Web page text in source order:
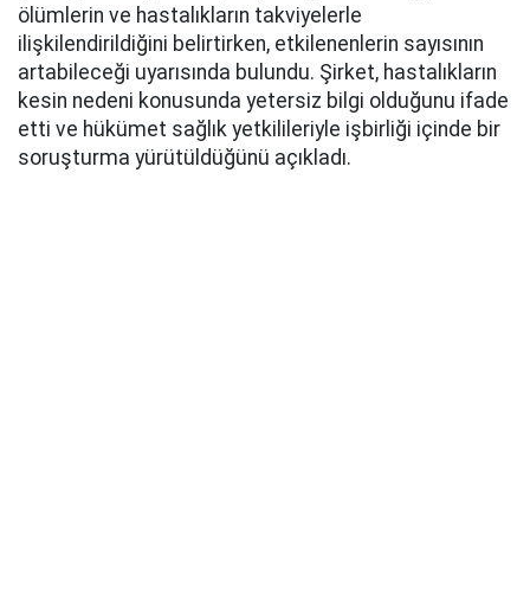
ölümlerin ve hastalıkların takviyelerle
ilişkilendirildiğini belirtirken, etkilenenlerin sayısının
artabileceği uyarısında bulundu. Şirket, hastalıkların
kesin nedeni konusunda yetersiz bilgi olduğunu ifade
etti ve hükümet sağlık yetkilileriyle işbirliği içinde bir
soruşturma yürütüldüğünü açıkladı.